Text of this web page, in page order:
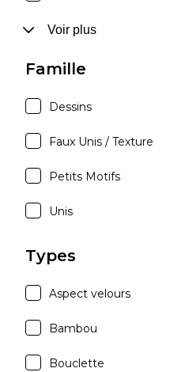
Voir plus
Famille
Dessins
Faux Unis / Texture
Petits Motifs
Unis
Types
Aspect velours
Bambou
Bouclette